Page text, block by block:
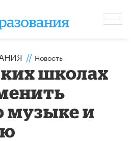
// Новость
школах
музыке и